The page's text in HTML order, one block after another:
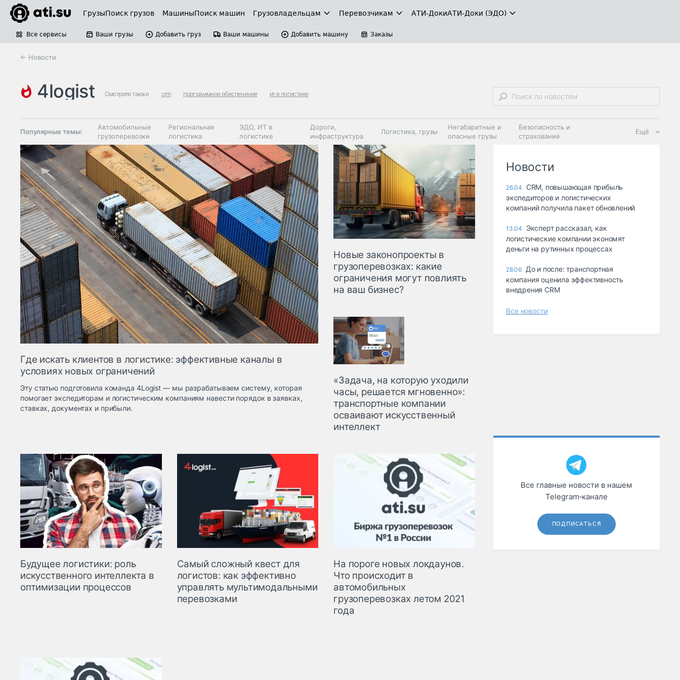
ГрузыПоиск грузов МашиныПоиск машин Грузовладельцам Перевозчикам АТИ-ДокиАТИ-Доки (ЭДО)
Все сервисы Ваши грузы Добавить груз Ваши машины Добавить машину Заказы
← Новости
4logist Смотрите также crm программное обеспечение ит в логистике
Популярные темы:
Автомобильные
грузоперевозки
Региональная
логистика
ЭДО, ИТ в
логистике
Дороги,
инфраструктура
Логистика, грузы
Негабаритные и
опасные грузы
Безопасность и
страхование
Таможня и ВЭД
Склады и
грузовые
терминалы
Коммерческий
транспорт
Спецтехника
Автосервис,
запчасти, шины
Ещё
Где искать клиентов в логистике: эффективные каналы в
условиях новых ограничений
Эту статью подготовила команда 4Logist — мы разрабатываем систему, которая
помогает экспедиторам и логистическим компаниям навести порядок в заявках,
ставках, документах и прибыли.
Новые законопроекты в
грузоперевозках: какие
ограничения могут повлиять
на ваш бизнес?
«Задача, на которую уходили
часы, решается мгновенно»:
транспортные компании
осваивают искусственный
интеллект
Будущее логистики: роль
искусственного интеллекта в
оптимизации процессов
Самый сложный квест для
логистов: как эффективно
управлять мультимодальными
перевозками
На пороге новых локдаунов.
Что происходит в
автомобильных
грузоперевозках летом 2021
года
Новости
26.04
CRM, повышающая прибыль
экспедиторов и логистических
компаний получила пакет обновлений
13.04
Эксперт рассказал, как
логистические компании экономят
деньги на рутинных процессах
28.06 До и после: транспортная
компания оценила эффективность
внедрения CRM
Все новости
Все главные новости в нашем
Telegram‑канале
ПОДПИСАТЬСЯ